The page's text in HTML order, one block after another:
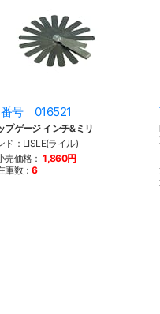
号 016521
プゲージ インチ&ミリ
ド：LISLE(ライル)
売価格： 1,860円
庫数：6